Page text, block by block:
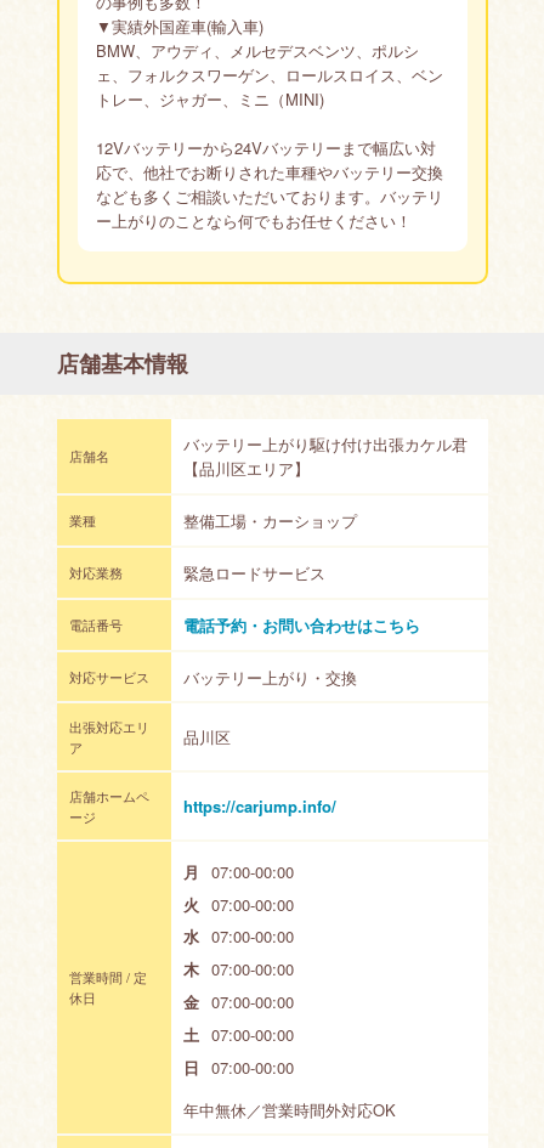
▼実績外国産車(輸入車)
BMW、アウディ、メルセデスベンツ、ポルシ
ェ、フォルクスワーゲン、ロールスロイス、ベン
トレー、ジャガー、ミニ（MINI)
12Vバッテリーから24Vバッテリーまで幅広い対
応で、他社でお断りされた車種やバッテリー交換
なども多くご相談いただいております。バッテリ
ー上がりのことなら何でもお任せください！
店舗基本情報
店舗名
バッテリー上がり駆け付け出張カケル君
【品川区エリア】
業種 整備工場・カーショップ
対応業務 緊急ロードサービス
電話番号 電話予約・お問い合わせはこちら
対応サービス バッテリー上がり・交換
出張対応エリ
ア
品川区
店舗ホームペ
ージ
https://carjump.info/
営業時間 / 定
休日
月
07:00-00:00
火 07:00-00:00
水 07:00-00:00
木 07:00-00:00
金 07:00-00:00
土 07:00-00:00
日 07:00-00:00
年中無休／営業時間外対応OK